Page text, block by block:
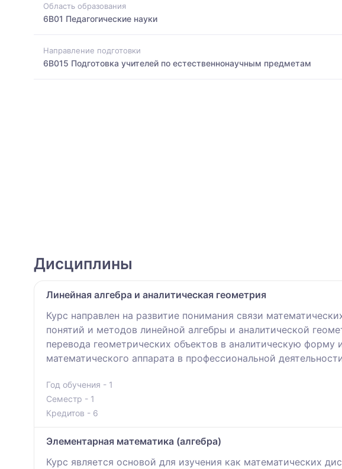
Область образования
6B01 Педагогические науки
Направление подготовки
6B015 Подготовка учителей по естественнонаучным предметам
Дисциплины
Линейная алгебра и аналитическая геометрия
Курс направлен на развитие понимания связи
понятий и методов линейной алгебры и аналитической
перевода геометрических объектов в аналитическую
математического аппарата в профессиональной
Год обучения - 1
Семестр - 1
Кредитов - 6
Элементарная математика (алгебра)
Курс является основой для изучения как математических